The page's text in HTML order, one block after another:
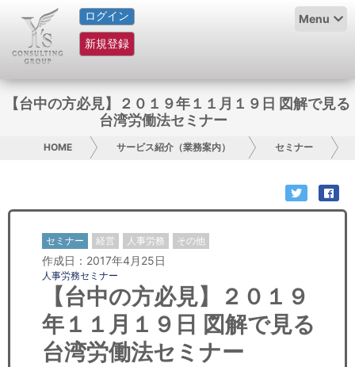
ログイン
新規登録
Menu
HOME
サービス紹介
コラム
お問い合わせ
日本人にPR
コンサルティング
リサーチ
セミナー
【台中の方必見】２０１９年１１月１９日 図解で見る
台湾労働法セミナー
HOME サービス紹介（業務案内） セミナー
セミナー 経営 人事労務 その他
作成日：2017年4月25日
人事労務セミナー
【台中の方必見】２０１９
年１１月１９日 図解で見る
台湾労働法セミナー